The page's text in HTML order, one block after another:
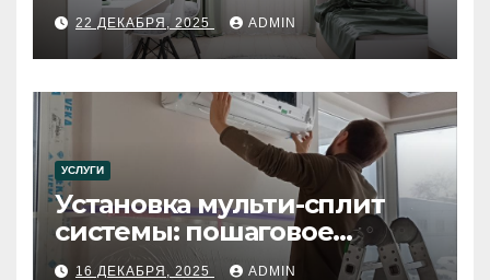
22 ДЕКАБРЯ, 2025 ADMIN
УСЛУГИ
Установка мульти-сплит
системы: пошаговое
руководство
16 ДЕКАБРЯ, 2025 ADMIN